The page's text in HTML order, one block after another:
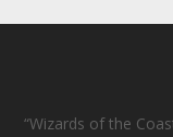
“Wizards of the